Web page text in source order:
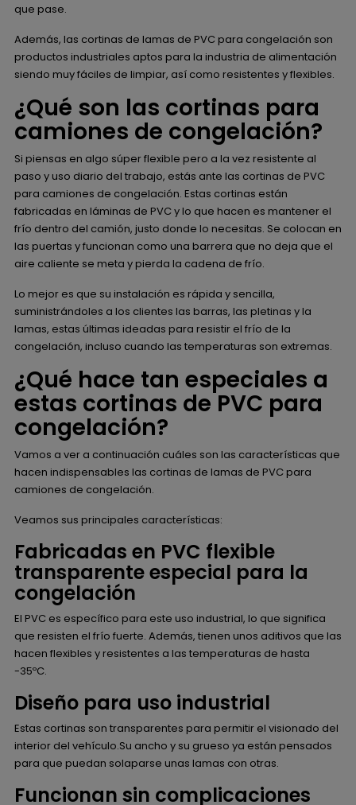
que pase.
Además, las cortinas de lamas de PVC para congelación son
productos industriales aptos para la industria de alimentación
siendo muy fáciles de limpiar, así como resistentes y flexibles.
¿Qué son las cortinas para
camiones de congelación?
Si piensas en algo súper flexible pero a la vez resistente al
paso y uso diario del trabajo, estás ante las cortinas de PVC
para camiones de congelación. Estas cortinas están
fabricadas en láminas de PVC y lo que hacen es mantener el
frío dentro del camión, justo donde lo necesitas. Se colocan en
las puertas y funcionan como una barrera que no deja que el
aire caliente se meta y pierda la cadena de frío.
Lo mejor es que su instalación es rápida y sencilla,
suministrándoles a los clientes las barras, las pletinas y la
lamas, estas últimas ideadas para resistir el frío de la
congelación, incluso cuando las temperaturas son extremas.
¿Qué hace tan especiales a
estas cortinas de PVC para
congelación?
Vamos a ver a continuación cuáles son las características que
hacen indispensables las cortinas de lamas de PVC para
camiones de congelación.
Veamos sus principales características:
Fabricadas en PVC flexible
transparente especial para la
congelación
El PVC es específico para este uso industrial, lo que significa
que resisten el frío fuerte. Además, tienen unos aditivos que las
hacen flexibles y resistentes a las temperaturas de hasta
-35ºC.
Diseño para uso industrial
Estas cortinas son transparentes para permitir el visionado del
interior del vehículo.Su ancho y su grueso ya están pensados
para que puedan solaparse unas lamas con otras.
Funcionan sin complicaciones